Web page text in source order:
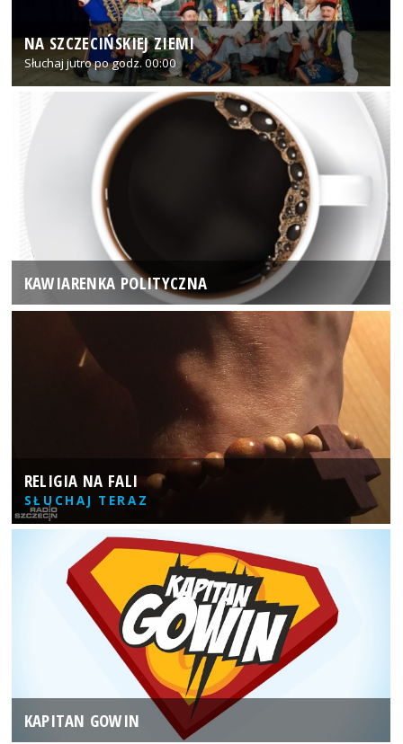
NA SZCZECIŃSKIEJ ZIEMI
Słuchaj jutro po godz. 00:00
KAWIARENKA POLITYCZNA
RELIGIA NA FALI
SŁUCHAJ TERAZ
KAPITAN GOWIN